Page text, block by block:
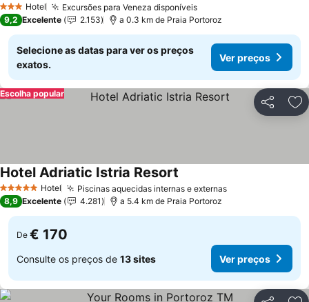
3 EstrelasHotel
Excursões para Veneza disponíveis
9,2 Excelente 2.153 a 0.3 km de Praia Portoroz
Selecione as datas para ver os preços
exatos.
Ver preços
Partilhar
Escolha popular
5 Estrelas Hotel Piscinas aquecidas internas e externas
Hotel Adriatic Istria Resort
8,9 Excelente 4.281 a 5.4 km de Praia Portoroz
De € 170
Consulte os preços de 13 sites Ver preços